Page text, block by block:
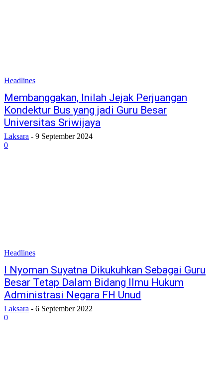
Headlines
Membanggakan, Inilah Jejak Perjuangan
Kondektur Bus yang jadi Guru Besar
Universitas Sriwijaya
Laksara - 9 September 2024
0
Headlines
I Nyoman Suyatna Dikukuhkan Sebagai Guru
Besar Tetap Dalam Bidang Ilmu Hukum
Administrasi Negara FH Unud
Laksara - 6 September 2022
0